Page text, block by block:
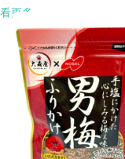
看更多